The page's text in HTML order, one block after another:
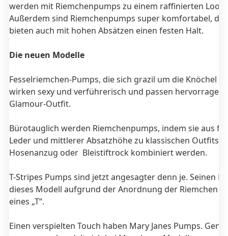
werden mit Riemchenpumps zu einem raffinierten Look.
Außerdem sind Riemchenpumps super komfortabel,
bieten auch mit hohen Absätzen einen festen Halt.
Die neuen Modelle
Fesselriemchen-Pumps, die sich grazil um die Knöchel
wirken sexy und verführerisch und passen
Glamour-Outfit.
Bürotauglich werden Riemchenpumps, indem sie aus
Leder und mittlerer Absatzhöhe zu klassischen Outfits
Hosenanzug oder Bleistiftrock kombiniert werden.
T-Stripes Pumps sind jetzt angesagter denn je. Seinen
dieses Modell aufgrund der Anordnung der Riemchen
eines „T“.
Einen verspielten Touch haben Mary Janes Pumps.